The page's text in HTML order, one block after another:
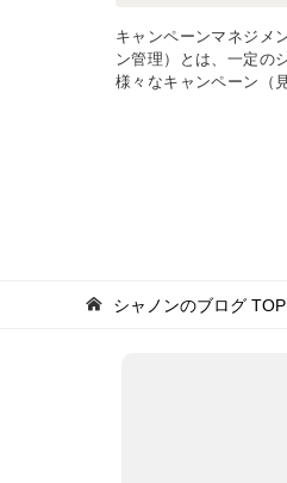
キャンペーンマネジメ
ン管理）とは、一定の
様々なキャンペーン（
シャノンのブログ TOP